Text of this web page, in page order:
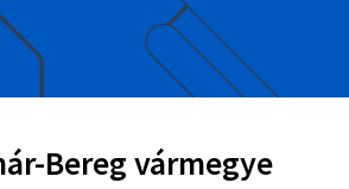
Bereg vármegye